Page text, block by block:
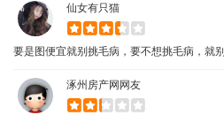
仙女有只猫
要是图便宜就别挑毛病，要不想挑毛病，就
涿州房产网网友